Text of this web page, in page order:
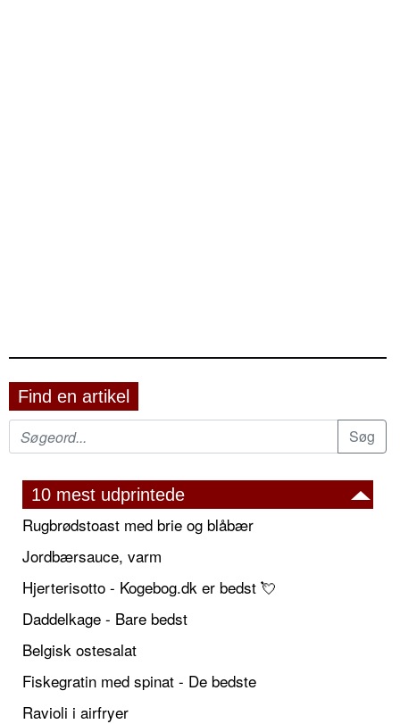
Find en artikel
10 mest udprintede
Rugbrødstoast med brie og blåbær
Jordbærsauce, varm
Hjerterisotto - Kogebog.dk er bedst 💘
Daddelkage - Bare bedst
Belgisk ostesalat
Fiskegratin med spinat - De bedste
Ravioli i airfryer